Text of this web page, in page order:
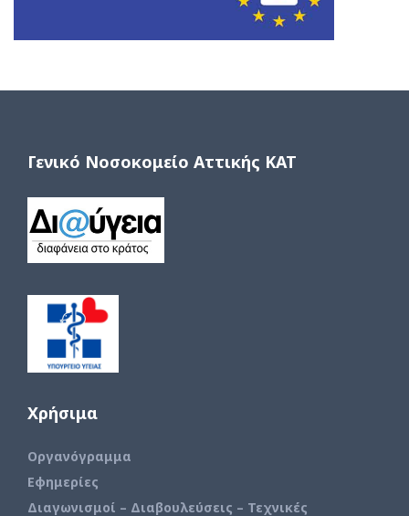
Γενικό Νοσοκομείο Αττικής ΚΑΤ
Χρήσιμα
Οργανόγραμμα
Εφημερίες
Διαγωνισμοί – Διαβουλεύσεις – Τεχνικές